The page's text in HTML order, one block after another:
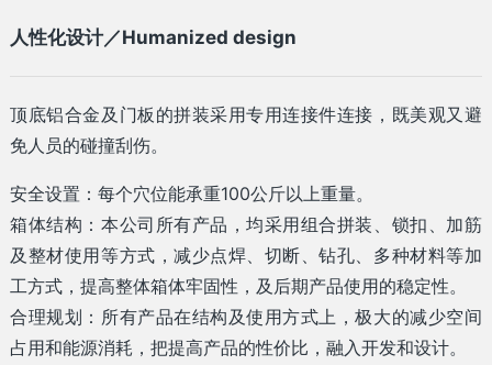
人性化设计／Humanized design
顶底铝合金及门板的拼装采用专用连接件连接，既美观又避
免人员的碰撞刮伤。
安全设置：每个穴位能承重100公斤以上重量。
箱体结构：本公司所有产品，均采用组合拼装、锁扣、加筋
及整材使用等方式，减少点焊、切断、钻孔、多种材料等加
工方式，提高整体箱体牢固性，及后期产品使用的稳定性。
合理规划：所有产品在结构及使用方式上，极大的减少空间
占用和能源消耗，把提高产品的性价比，融入开发和设计。